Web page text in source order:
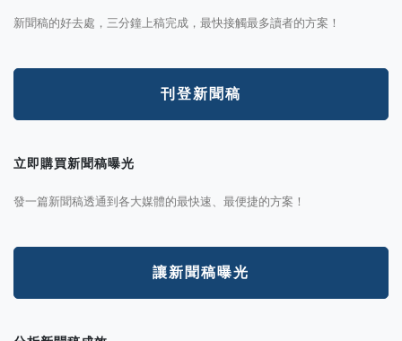
新聞稿的好去處，三分鐘上稿完成，最快接觸最多讀者的方案！
刊登新聞稿
立即購買新聞稿曝光
發一篇新聞稿透通到各大媒體的最快速、最便捷的方案！
讓新聞稿曝光